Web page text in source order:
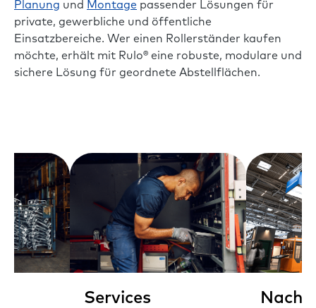
Planung und Montage passender Lösungen für
private, gewerbliche und öffentliche
Einsatzbereiche. Wer einen Rollerständer kaufen
möchte, erhält mit Rulo® eine robuste, modulare und
sichere Lösung für geordnete Abstellflächen.
Services